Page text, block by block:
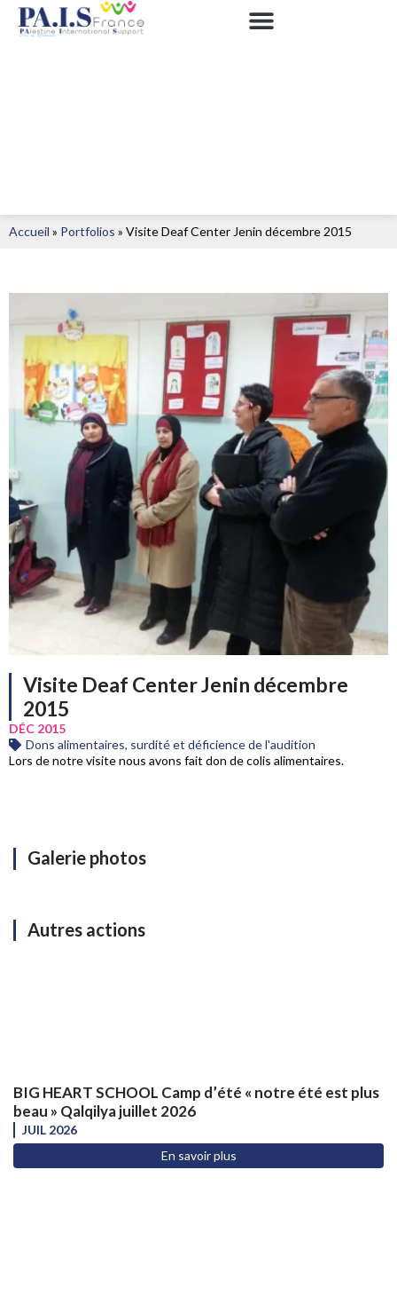
Accueil » Portfolios » Visite Deaf Center Jenin décembre 2015
Visite Deaf Center Jenin décembre
2015
DÉC 2015
Dons alimentaires, surdité et déficience de l'audition
Lors de notre visite nous avons fait don de colis alimentaires.
Galerie photos
Autres actions
BIG HEART SCHOOL Camp d’été « notre été est plus
beau » Qalqilya juillet 2026
JUIL 2026
En savoir plus